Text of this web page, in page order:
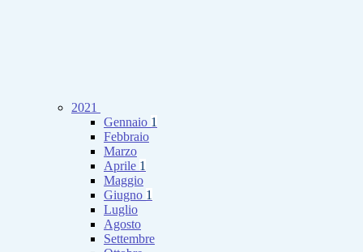
2021
Gennaio 1
Febbraio
Marzo
Aprile 1
Maggio
Giugno 1
Luglio
Agosto
Settembre